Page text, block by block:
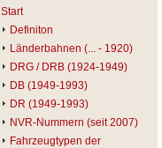
Start
Definiton
Länderbahnen (... - 1920)
DRG / DRB (1924-1949)
DB (1949-1993)
DR (1949-1993)
NVR-Nummern (seit 2007)
Fahrzeugtypen der